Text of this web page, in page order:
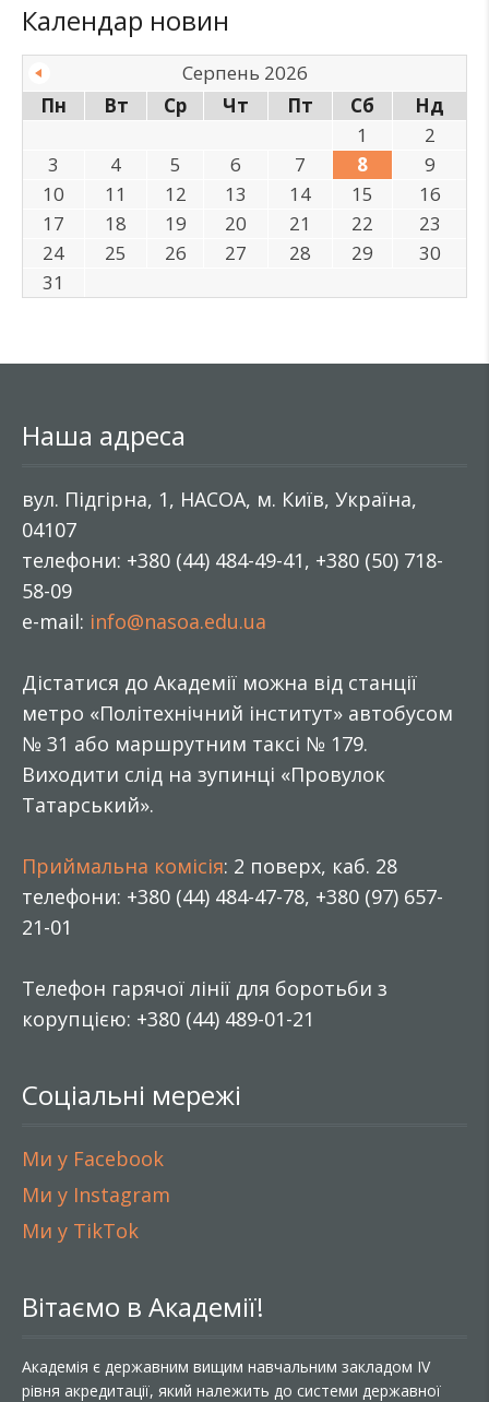
Календар новин
Серпень 2026
Пн
Вт Ср Чт Пт Сб
Нд
1
2
3
4 5 6 7 8
9
10
11 12 13 14 15
16
17
18 19 20 21 22
23
24
25 26 27 28 29
30
31
Наша адреса
вул. Підгірна, 1, НАСОА, м. Київ, Україна,
04107
телефони: +380 (44) 484-49-41, +380 (50) 718-
58-09
e-mail: info@nasoa.edu.ua
Дістатися до Академії можна від станції
метро «Політехнічний інститут» автобусом
№ 31 або маршрутним таксі № 179.
Виходити слід на зупинці «Провулок
Татарський».
Приймальна комісія: 2 поверх, каб. 28
телефони: +380 (44) 484-47-78, +380 (97) 657-
21-01
Телефон гарячої лінії для боротьби з
корупцією: +380 (44) 489-01-21
Соціальні мережі
Ми у Facebook
Ми у Instagram
Ми у TikTok
Вітаємо в Академії!
Академія є державним вищим навчальним закладом IV
рівня акредитації, який належить до системи державної